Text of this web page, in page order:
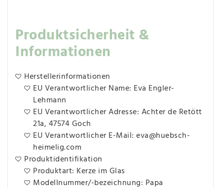
Produktsicherheit &
Informationen
Herstellerinformationen
EU Verantwortlicher Name: Eva Engler-
Lehmann
EU Verantwortlicher Adresse: Achter de Retött
21a, 47574 Goch
EU Verantwortlicher E-Mail: eva@huebsch-
heimelig.com
Produktidentifikation
Produktart: Kerze im Glas
Modellnummer/-bezeichnung: Papa